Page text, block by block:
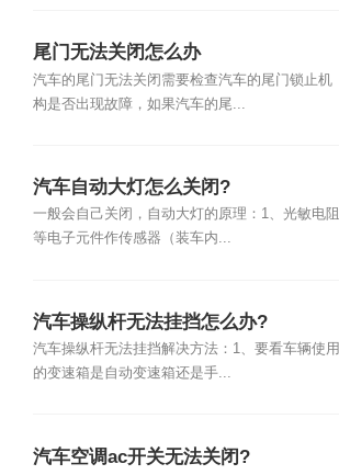
尾门无法关闭怎么办
汽车的尾门无法关闭需要检查汽车的尾门锁止机
构是否出现故障，如果汽车的尾...
汽车自动大灯怎么关闭?
一般会自己关闭，自动大灯的原理：1、光敏电阻
等电子元件作传感器（装车内...
汽车操纵杆无法挂挡怎么办?
汽车操纵杆无法挂挡解决方法：1、要看车辆使用
的变速箱是自动变速箱还是手...
汽车空调ac开关无法关闭?